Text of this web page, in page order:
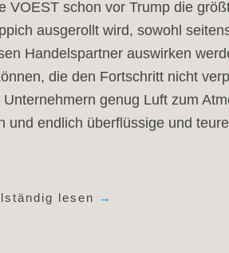
schon vor Trump die
ausgerollt wird, sowohl
Handelspartner auswirken
die den Fortschritt nicht
genug Luft zum
endlich überflüssige und
lesen →